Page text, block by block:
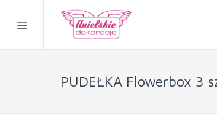
PUDEŁKA Flowerbox 3